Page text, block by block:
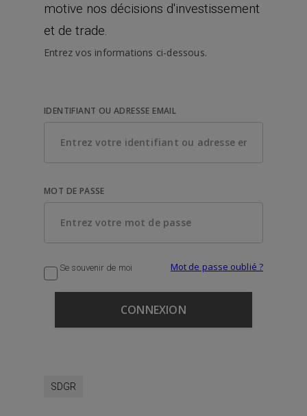
motive nos décisions d'investissement
et de trade.
Entrez vos informations ci-dessous.
IDENTIFIANT OU ADRESSE EMAIL
MOT DE PASSE
Se souvenir de moi Mot de passe oublié ?
SDGR